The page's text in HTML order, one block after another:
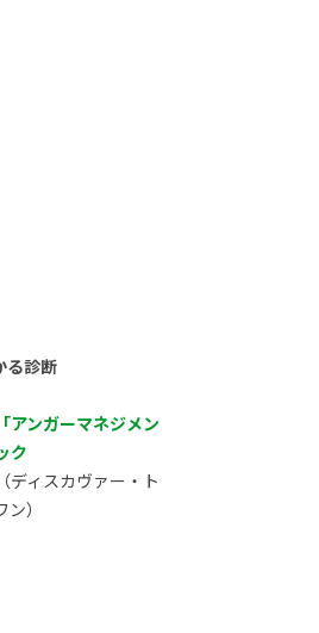
る診断
アンガーマネジメン
ク
ディスカヴァー・ト
）